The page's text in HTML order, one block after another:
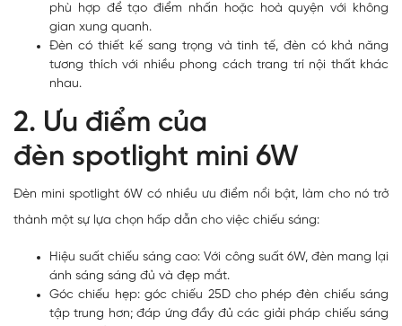
phù hợp để tạo điểm nhấn hoặc hoà quyện với không
gian xung quanh.
Đèn có thiết kế sang trọng và tinh tế, đèn có khả năng
tương thích với nhiều phong cách trang trí nội thất khác
nhau.
2. Ưu điểm của
đèn spotlight mini 6W
Đèn mini spotlight 6W có nhiều ưu điểm nổi bật, làm cho nó trở
thành một sự lựa chọn hấp dẫn cho việc chiếu sáng:
Hiệu suất chiếu sáng cao: Với công suất 6W, đèn mang lại
ánh sáng sáng đủ và đẹp mắt.
Góc chiếu hẹp: góc chiếu 25D cho phép đèn chiếu sáng
tập trung hơn; đáp ứng đầy đủ các giải pháp chiếu sáng